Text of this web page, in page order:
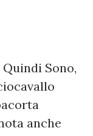
Sono,
anche